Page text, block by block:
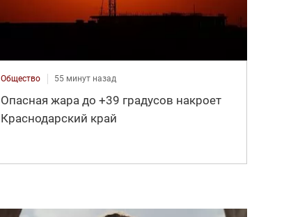
Общество 55 минут назад
Опасная жара до +39 градусов накроет
Краснодарский край